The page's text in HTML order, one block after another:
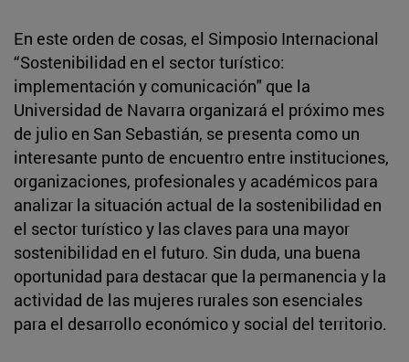
En este orden de cosas, el Simposio Internacional
“Sostenibilidad en el sector turístico:
implementación y comunicación" que la
Universidad de Navarra organizará el próximo mes
de julio en San Sebastián, se presenta como un
interesante punto de encuentro entre instituciones,
organizaciones, profesionales y académicos para
analizar la situación actual de la sostenibilidad en
el sector turístico y las claves para una mayor
sostenibilidad en el futuro. Sin duda, una buena
oportunidad para destacar que la permanencia y la
actividad de las mujeres rurales son esenciales
para el desarrollo económico y social del territorio.